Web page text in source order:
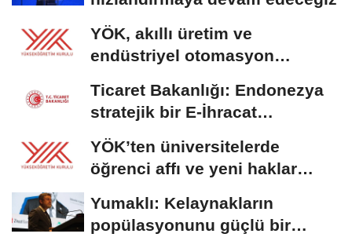
YÖK, akıllı üretim ve
endüstriyel otomasyon
Ticaret Bakanlığı: Endonezya
stratejik bir E-İhracat
destinasyonu
YÖK’ten üniversitelerde
öğrenci affı ve yeni haklar
Yumaklı: Kelaynakların
popülasyonunu güçlü bir